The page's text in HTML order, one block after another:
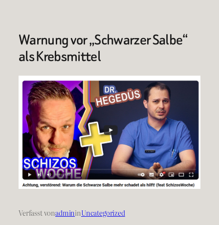
Warnung vor „Schwarzer Salbe“
als Krebsmittel
Verfasst vonadmininUncategorized